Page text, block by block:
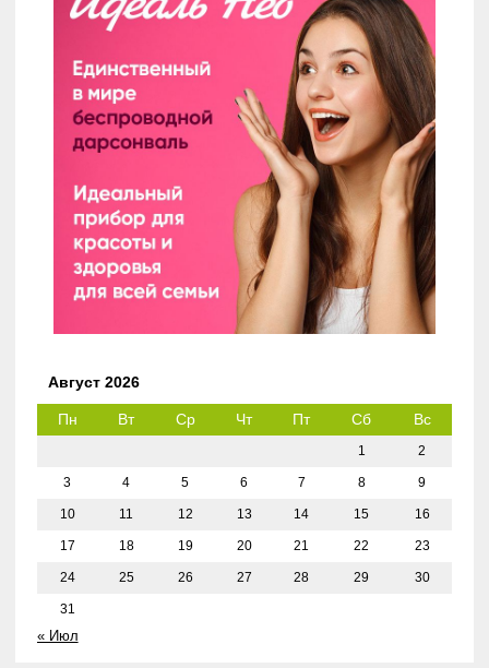
Август 2026
Пн Вт Ср Чт Пт Сб Вс
1 2
3 4 5 6 7 8 9
10 11 12 13 14 15 16
17 18 19 20 21 22 23
24 25 26 27 28 29 30
31
« Июл